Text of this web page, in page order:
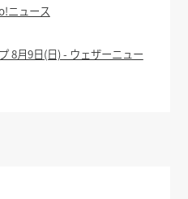
ニュース
8月9日(日) - ウェザーニュー